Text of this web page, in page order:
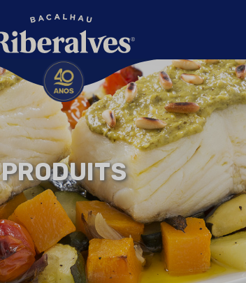
PRODUITS